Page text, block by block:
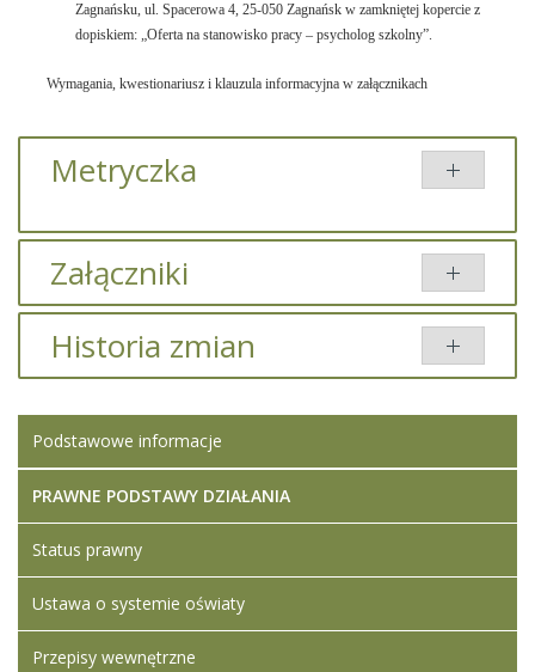
Zagnańsku, ul. Spacerowa 4, 25-050 Zagnańsk w zamkniętej kopercie z
dopiskiem: „Oferta na stanowisko pracy – psycholog szkolny”.
Wymagania, kwestionariusz i klauzula informacyjna w załącznikach
Metryczka
Załączniki
Brak załączników.
Historia zmian
Artykuł został
zmieniony.
poniedziałek,
27 czerwiec
2022 14:04
Ledwójcik
Artykuł został
Dodane
załączniki
27 czerwiec
2022 14:08
Podstawowe informacje
PRAWNE PODSTAWY DZIAŁANIA
Status prawny
Ustawa o systemie oświaty
Przepisy wewnętrzne